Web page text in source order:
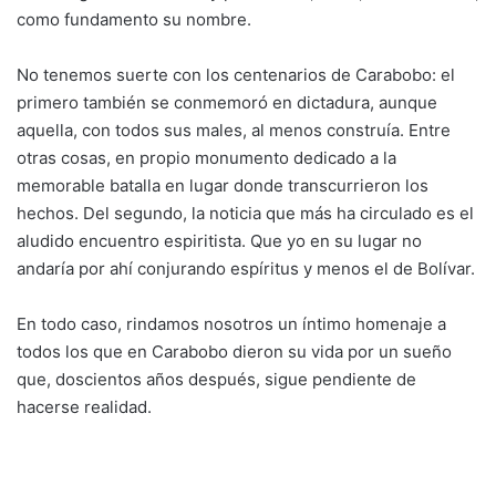
como fundamento su nombre.
No tenemos suerte con los centenarios de Carabobo: el
primero también se conmemoró en dictadura, aunque
aquella, con todos sus males, al menos construía. Entre
otras cosas, en propio monumento dedicado a la
memorable batalla en lugar donde transcurrieron los
hechos. Del segundo, la noticia que más ha circulado es el
aludido encuentro espiritista. Que yo en su lugar no
andaría por ahí conjurando espíritus y menos el de Bolívar.
En todo caso, rindamos nosotros un íntimo homenaje a
todos los que en Carabobo dieron su vida por un sueño
que, doscientos años después, sigue pendiente de
hacerse realidad.